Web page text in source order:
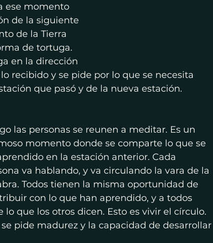
ese momento
de la siguiente
de la Tierra
de tortuga.
en la dirección
recibido y se pide por lo que se necesita
que pasó y de la nueva estación.
las personas se reunen a meditar. Es un
momento donde se comparte lo que se
en la estación anterior. Cada
va hablando, y va circulando la vara de la
Todos tienen la misma oportunidad de
con lo que han aprendido, y a todos
lo que los otros dicen. Esto es vivir el círculo.
pide madurez y la capacidad de desarrollar